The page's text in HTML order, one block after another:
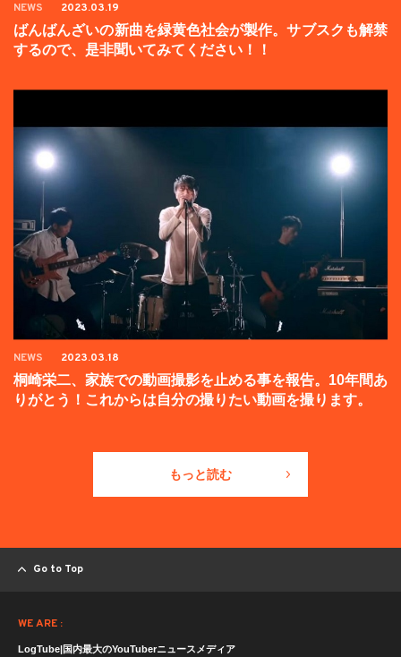
NEWS 2023.03.19
ばんばんざいの新曲を緑黄色社会が製作。サブスクも解禁
するので、是非聞いてみてください！！
NEWS 2023.03.18
桐崎栄二、家族での動画撮影を止める事を報告。10年間あ
りがとう！これからは自分の撮りたい動画を撮ります。
もっと読む
Go to Top
WE ARE :
LogTube|国内最大のYouTuberニュースメディア